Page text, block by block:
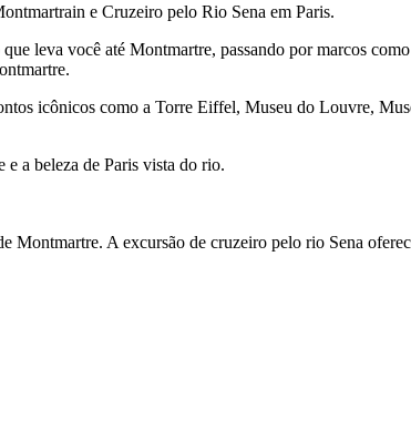
e Cruzeiro pelo Rio Sena em Paris.
leva você até Montmartre, passando por marcos
icônicos como a Torre Eiffel, Museu do Louvre,
a beleza de Paris vista do rio.
Montmartre. A excursão de cruzeiro pelo rio Sena